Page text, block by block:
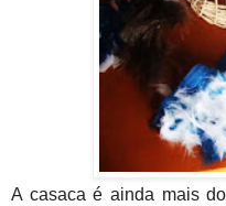
A casaca é ainda mais